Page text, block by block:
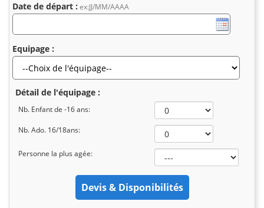
Date de départ : ex:JJ/MM/AAAA
Equipage :
Détail de l'équipage :
Nb. Enfant de -16 ans:
Nb. Ado. 16/18ans:
Personne la plus agée: